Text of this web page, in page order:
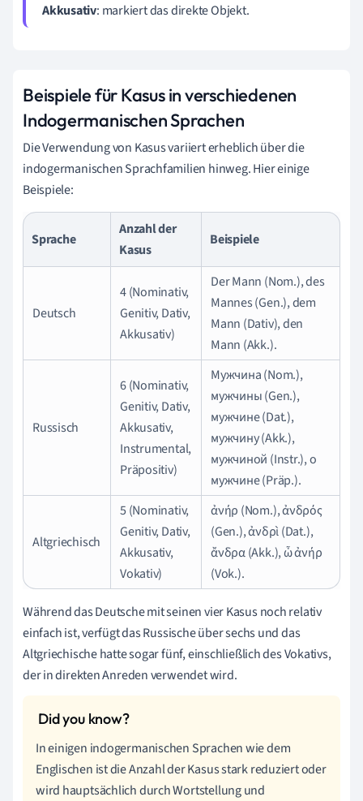
Akkusativ: markiert das direkte Objekt.
Beispiele für Kasus in verschiedenen
Indogermanischen Sprachen
Die Verwendung von Kasus variiert erheblich über die
indogermanischen Sprachfamilien hinweg. Hier einige
Beispiele:
Sprache
Anzahl der
Kasus
Beispiele
Deutsch
4 (Nominativ,
Genitiv, Dativ,
Akkusativ)
Der Mann (Nom.), des
Mannes (Gen.), dem
Mann (Dativ), den
Mann (Akk.).
Russisch
6 (Nominativ,
Genitiv, Dativ,
Akkusativ,
Instrumental,
Präpositiv)
Мужчина (Nom.),
мужчины (Gen.),
мужчине (Dat.),
мужчину (Akk.),
мужчиной (Instr.), о
мужчине (Präp.).
Altgriechisch
5 (Nominativ,
Genitiv, Dativ,
Akkusativ,
Vokativ)
ἀνήρ (Nom.), ἀνδρός
(Gen.), ἀνδρὶ (Dat.),
ἄνδρα (Akk.), ὦ ἀνήρ
(Vok.).
Während das Deutsche mit seinen vier Kasus noch relativ
einfach ist, verfügt das Russische über sechs und das
Altgriechische hatte sogar fünf, einschließlich des Vokativs,
der in direkten Anreden verwendet wird.
In einigen indogermanischen Sprachen wie dem
Englischen ist die Anzahl der Kasus stark reduziert oder
wird hauptsächlich durch Wortstellung und